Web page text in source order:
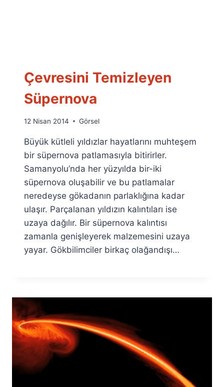
Çevresini Temizleyen
Süpernova
By
Fuat
Özyar
12 Nisan 2014 Görsel
Büyük kütleli yıldızlar hayatlarını muhteşem
bir süpernova patlamasıyla bitirirler.
Samanyolu’nda her yüzyılda bir-iki
süpernova oluşabilir ve bu patlamalar
neredeyse gökadanın parlaklığına kadar
ulaşır. Parçalanan yıldızın kalıntıları ise
uzaya dağılır. Bir süpernova kalıntısı
zamanla genişleyerek malzemesini uzaya
yayar. Gökbilimciler birkaç olağandışı…